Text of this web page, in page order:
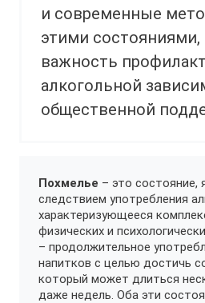
и современные
этими состояниями,
важность
алкогольной
общественной
Похмелье – это состояние,
следствием употребления
характеризующееся
физических и
– продолжительное
напитков с целью достичь
который может длиться
даже недель. Оба эти